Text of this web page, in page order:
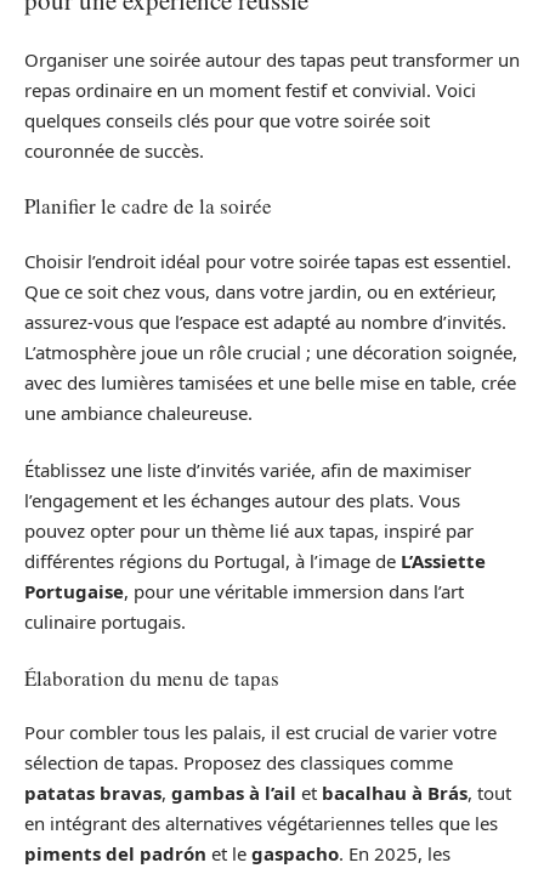
Organiser une soirée autour des tapas peut transformer un
repas ordinaire en un moment festif et convivial. Voici
quelques conseils clés pour que votre soirée soit
couronnée de succès.
Planifier le cadre de la soirée
Choisir l’endroit idéal pour votre soirée tapas est essentiel.
Que ce soit chez vous, dans votre jardin, ou en extérieur,
assurez-vous que l’espace est adapté au nombre d’invités.
L’atmosphère joue un rôle crucial ; une décoration soignée,
avec des lumières tamisées et une belle mise en table, crée
une ambiance chaleureuse.
Établissez une liste d’invités variée, afin de maximiser
l’engagement et les échanges autour des plats. Vous
pouvez opter pour un thème lié aux tapas, inspiré par
différentes régions du Portugal, à l’image de L’Assiette
Portugaise, pour une véritable immersion dans l’art
culinaire portugais.
Élaboration du menu de tapas
Pour combler tous les palais, il est crucial de varier votre
sélection de tapas. Proposez des classiques comme
patatas bravas, gambas à l’ail et bacalhau à Brás, tout
en intégrant des alternatives végétariennes telles que les
piments del padrón et le gaspacho. En 2025, les